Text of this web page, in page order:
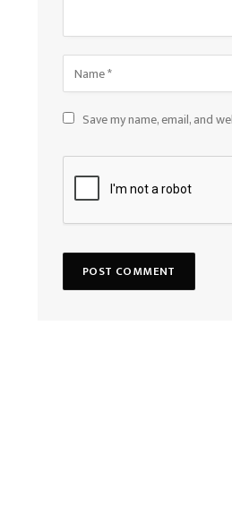
Save my name, email, and